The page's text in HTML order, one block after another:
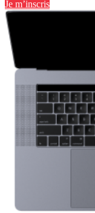
Je m’inscris